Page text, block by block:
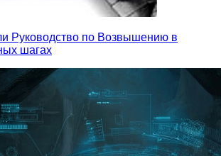
Руководство по Возвышению в
шагах